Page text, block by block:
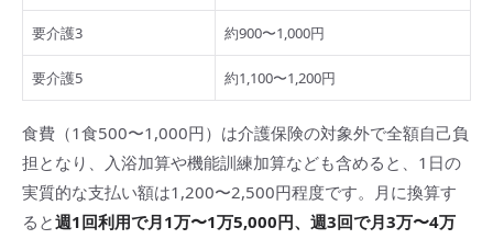
要介護3 約900〜1,000円
要介護5 約1,100〜1,200円
食費（1食500〜1,000円）は介護保険の対象外で全額自己負
担となり、入浴加算や機能訓練加算なども含めると、1日の
実質的な支払い額は1,200〜2,500円程度です。月に換算す
ると週1回利用で月1万〜1万5,000円、週3回で月3万〜4万